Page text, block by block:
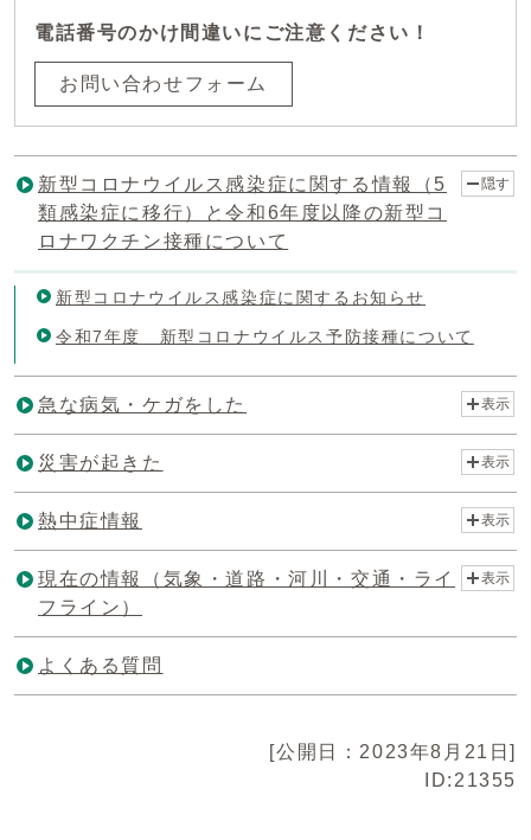
電話番号のかけ間違いにご注意ください！
お問い合わせフォーム
新型コロナウイルス感染症に関する情報（5
類感染症に移行）と令和6年度以降の新型コ
ロナワクチン接種について
隠す
新型コロナウイルス感染症に関するお知らせ
令和7年度 新型コロナウイルス予防接種について
急な病気・ケガをした 表示
災害が起きた 表示
熱中症情報 表示
現在の情報（気象・道路・河川・交通・ライ
フライン）
表示
よくある質問
[公開日：2023年8月21日]
ID:21355